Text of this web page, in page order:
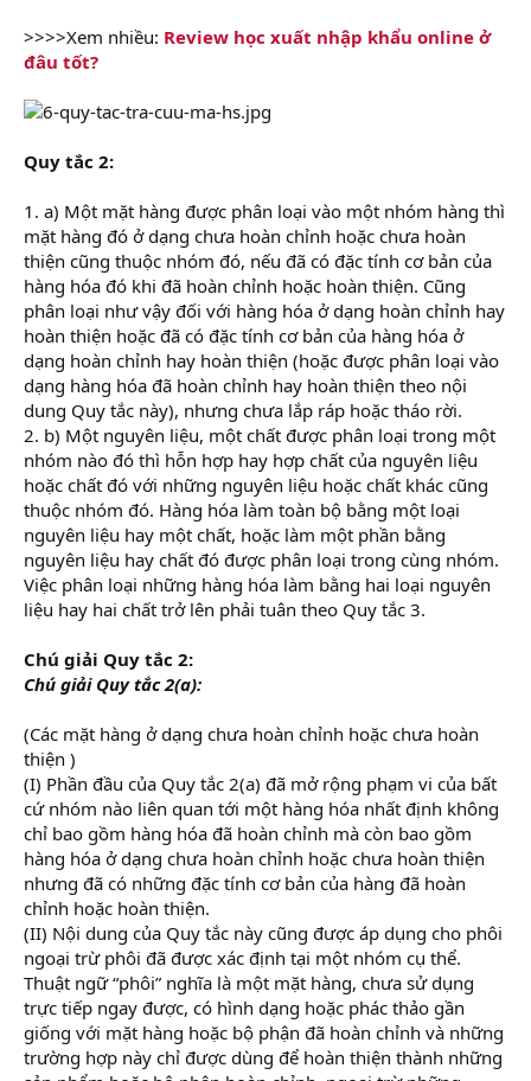
>>>>Xem nhiều: Review học xuất nhập khẩu online ở
đâu tốt?
Quy tắc 2:
1. a) Một mặt hàng được phân loại vào một nhóm hàng thì
mặt hàng đó ở dạng chưa hoàn chỉnh hoặc chưa hoàn
thiện cũng thuộc nhóm đó, nếu đã có đặc tính cơ bản của
hàng hóa đó khi đã hoàn chỉnh hoặc hoàn thiện. Cũng
phân loại như vậy đối với hàng hóa ở dạng hoàn chỉnh hay
hoàn thiện hoặc đã có đặc tính cơ bản của hàng hóa ở
dạng hoàn chỉnh hay hoàn thiện (hoặc được phân loại vào
dạng hàng hóa đã hoàn chỉnh hay hoàn thiện theo nội
dung Quy tắc này), nhưng chưa lắp ráp hoặc tháo rời.
2. b) Một nguyên liệu, một chất được phân loại trong một
nhóm nào đó thì hỗn hợp hay hợp chất của nguyên liệu
hoặc chất đó với những nguyên liệu hoặc chất khác cũng
thuộc nhóm đó. Hàng hóa làm toàn bộ bằng một loại
nguyên liệu hay một chất, hoặc làm một phần bằng
nguyên liệu hay chất đó được phân loại trong cùng nhóm.
Việc phân loại những hàng hóa làm bằng hai loại nguyên
liệu hay hai chất trở lên phải tuân theo Quy tắc 3.
Chú giải Quy tắc 2:
Chú giải Quy tắc 2(a):
(Các mặt hàng ở dạng chưa hoàn chỉnh hoặc chưa hoàn
thiện )
(I) Phần đầu của Quy tắc 2(a) đã mở rộng phạm vi của bất
cứ nhóm nào liên quan tới một hàng hóa nhất định không
chỉ bao gồm hàng hóa đã hoàn chỉnh mà còn bao gồm
hàng hóa ở dạng chưa hoàn chỉnh hoặc chưa hoàn thiện
nhưng đã có những đặc tính cơ bản của hàng đã hoàn
chỉnh hoặc hoàn thiện.
(II) Nội dung của Quy tắc này cũng được áp dụng cho phôi
ngoại trừ phôi đã được xác định tại một nhóm cụ thể.
Thuật ngữ “phôi” nghĩa là một mặt hàng, chưa sử dụng
trực tiếp ngay được, có hình dạng hoặc phác thảo gần
giống với mặt hàng hoặc bộ phận đã hoàn chỉnh và những
trường hợp này chỉ được dùng để hoàn thiện thành những